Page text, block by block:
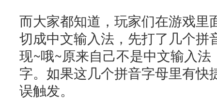
而大家都知道，玩家们在游戏里
切成中文输入法，先打了几个拼
现~哦~原来自己不是中文输入
字。如果这几个拼音字母里有快
误触发。